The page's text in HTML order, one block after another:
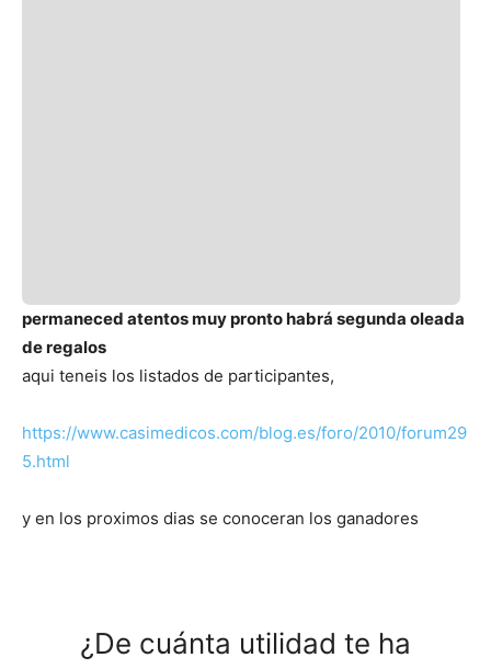
permaneced atentos muy pronto habrá segunda oleada
de regalos
aqui teneis los listados de participantes,
https://www.casimedicos.com/blog.es/foro/2010/forum29
5.html
y en los proximos dias se conoceran los ganadores
¿De cuánta utilidad te ha